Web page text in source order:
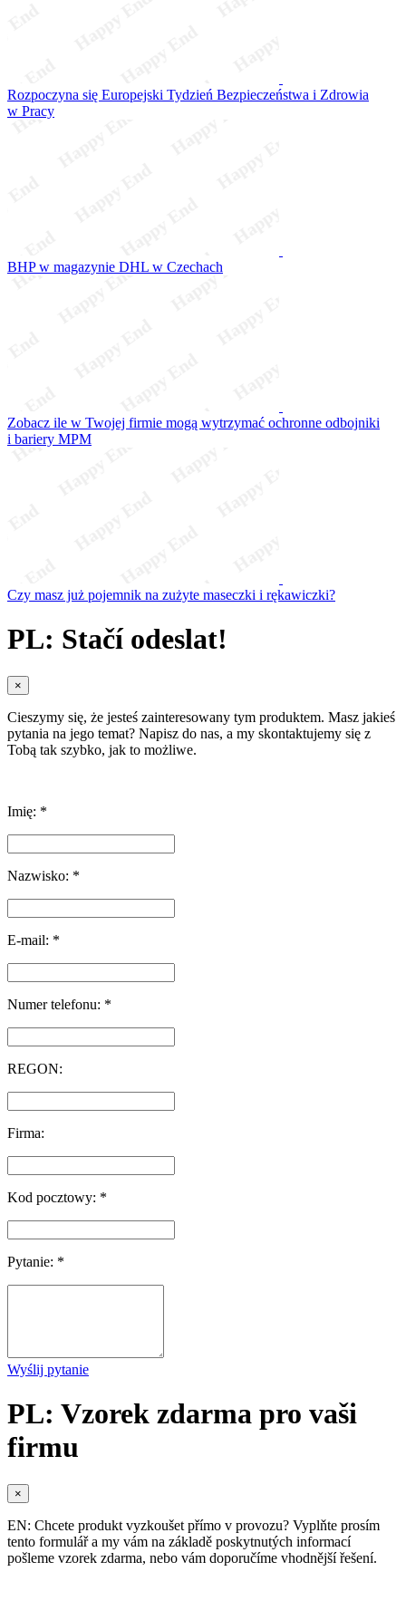
Rozpoczyna się Europejski Tydzień Bezpieczeństwa i Zdrowia
w Pracy
BHP w magazynie DHL w Czechach
Zobacz ile w Twojej firmie mogą wytrzymać ochronne odbojniki
i bariery MPM
Czy masz już pojemnik na zużyte maseczki i rękawiczki?
PL: Stačí odeslat!
×
Cieszymy się, że jesteś zainteresowany tym produktem. Masz jakieś
pytania na jego temat? Napisz do nas, a my skontaktujemy się z
Tobą tak szybko, jak to możliwe.
Imię: *
Nazwisko: *
E-mail: *
Numer telefonu: *
REGON:
Firma:
Kod pocztowy: *
Pytanie: *
Wyślij pytanie
PL: Vzorek zdarma pro vaši
firmu
×
EN: Chcete produkt vyzkoušet přímo v provozu? Vyplňte prosím
tento formulář a my vám na základě poskytnutých informací
pošleme vzorek zdarma, nebo vám doporučíme vhodnější řešení.